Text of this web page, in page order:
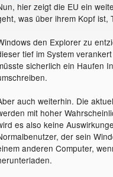
hier zeigt die EU ein
was über ihrem Kopf ist,
den Explorer zu
tief im System
sicherlich ein Haufen
auch weiterhin. Die
mit hoher
es also keine
der sein
anderen Computer,